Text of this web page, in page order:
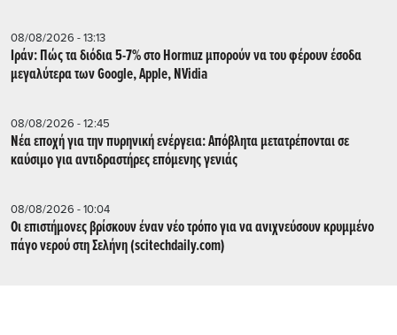
08/08/2026 - 13:13
Ιράν: Πώς τα διόδια 5-7% στο Hormuz μπορούν να του φέρουν έσοδα
μεγαλύτερα των Google, Apple, NVidia
08/08/2026 - 12:45
Νέα εποχή για την πυρηνική ενέργεια: Απόβλητα μετατρέπονται σε
καύσιμο για αντιδραστήρες επόμενης γενιάς
08/08/2026 - 10:04
Οι επιστήμονες βρίσκουν έναν νέο τρόπο για να ανιχνεύσουν κρυμμένο
πάγο νερού στη Σελήνη (scitechdaily.com)